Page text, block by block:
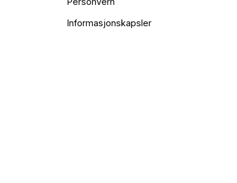
Informasjonskapsler